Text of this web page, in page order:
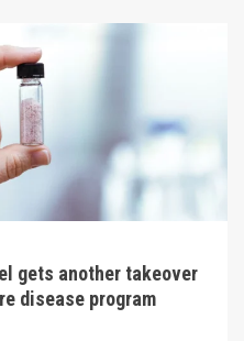
gets another takeover
disease program